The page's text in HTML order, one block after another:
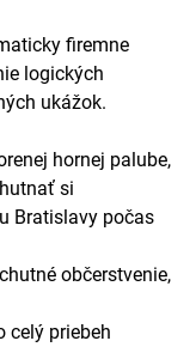
firemne
logických
ukážok.
hornej palube,
si
Bratislavy počas
občerstvenie,
celý priebeh